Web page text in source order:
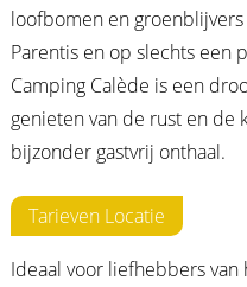
loofbomen en
Parentis en op slechts een
Camping Calède is een
genieten van de rust en de
bijzonder gastvrij onthaal.
Tarieven Locatie
Ideaal voor liefhebbers